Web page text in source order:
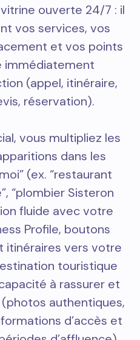
ouverte 24/7 : il
vos services, vos
et vos points
immédiatement
(appel, itinéraire,
réservation).
vous multipliez les
dans les
(ex. “restaurant
“plombier Sisteron
fluide avec votre
Profile, boutons
itinéraires vers votre
touristique
à rassurer et
authentiques,
d’accès et